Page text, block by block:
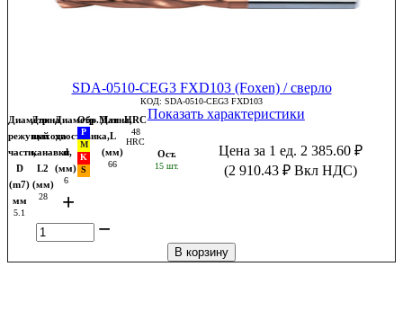
SDA-0510-CEG3 FXD103 (Foxen) / сверло
КОД: SDA-0510-CEG3 FXD103
Диаметр
режущей
части,
D
(m7)
мм
5.1
Длина
выхода
канавки,
L2
(мм)
28
Диаметр
хвостовика,
d
(мм)
6
Обр.МатДлина,
L
(мм)
66
HRC
48
HRC
Показать характеристики
Ост.
15 шт.
Цена за 1 ед. 2 385.60 ₽
(2 910.43 ₽Вкл НДС)
+
−
В корзину